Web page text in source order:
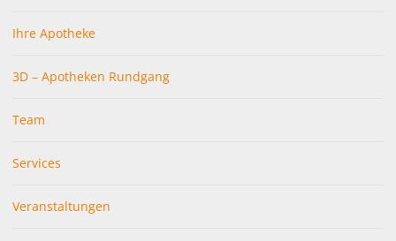
Ihre Apotheke
3D – Apotheken Rundgang
Team
Services
Veranstaltungen